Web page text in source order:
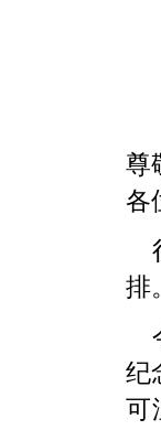
尊
各
排。
纪
可